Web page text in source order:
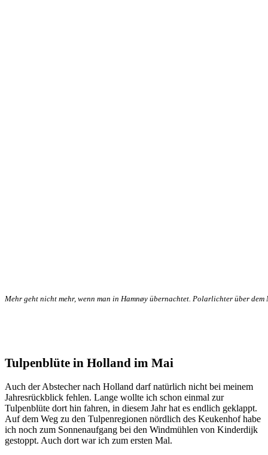
Mehr geht nicht mehr, wenn man in Hamnøy übernachtet. Polarlichter über
Tulpenblüte in Holland im Mai
Auch der Abstecher nach Holland darf natürlich nicht bei meinem
Jahresrückblick fehlen. Lange wollte ich schon einmal zur
Tulpenblüte dort hin fahren, in diesem Jahr hat es endlich geklappt.
Auf dem Weg zu den Tulpenregionen nördlich des Keukenhof habe
ich noch zum Sonnenaufgang bei den Windmühlen von Kinderdijk
gestoppt. Auch dort war ich zum ersten Mal.